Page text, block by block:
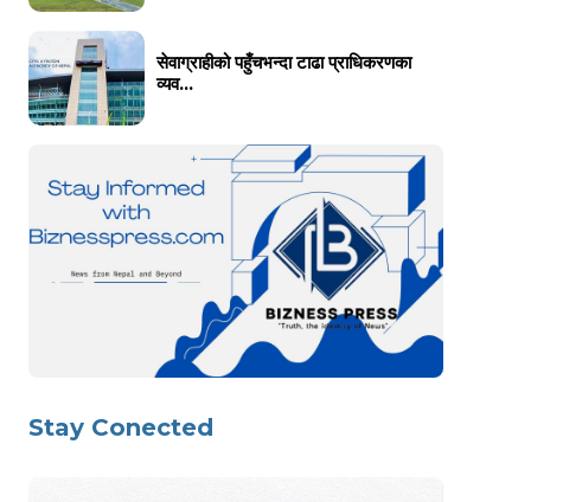
सेवाग्राहीको पहुँचभन्दा टाढा प्राधिकरणका
व्यव...
Stay Conected